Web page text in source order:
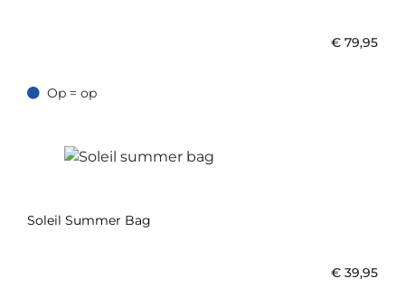
€ 79,95
Op = op
Op = op
Soleil Summer Bag
€ 39,95